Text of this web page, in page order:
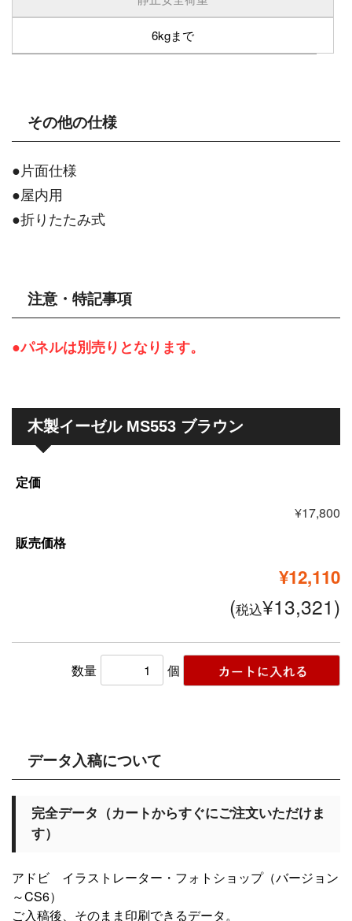
6kgまで
その他の仕様
●片面仕様
●屋内用
●折りたたみ式
注意・特記事項
●パネルは別売りとなります。
木製イーゼル MS553 ブラウン
定価
¥17,800
販売価格
¥12,110
(税込¥13,321)
数量 個
データ入稿について
完全データ（カートからすぐにご注文いただけま
す）
アドビ イラストレーター・フォトショップ（バージョン
～CS6）
ご入稿後、そのまま印刷できるデータ。